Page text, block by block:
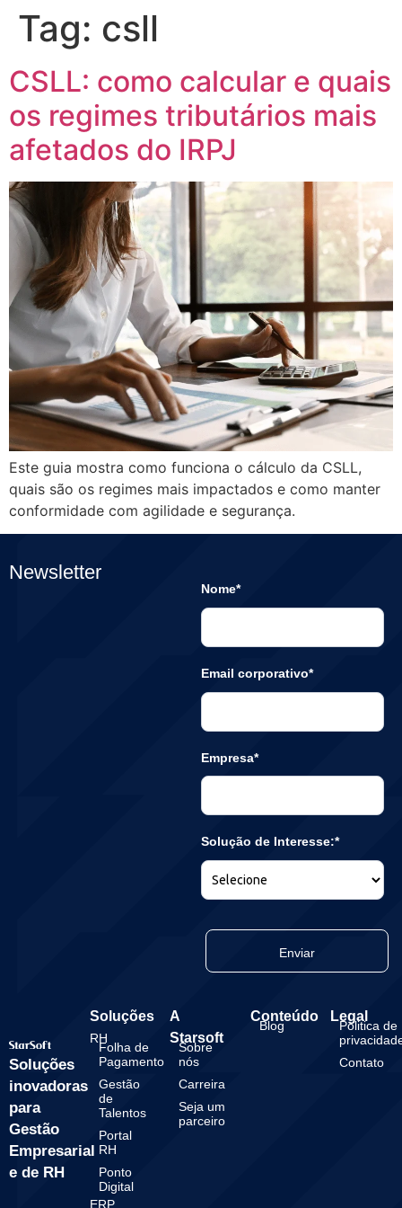
Tag: csll
CSLL: como calcular e quais
os regimes tributários mais
afetados do IRPJ
Este guia mostra como funciona o cálculo da CSLL,
quais são os regimes mais impactados e como manter
conformidade com agilidade e segurança.
Newsletter
Nome*
Email corporativo*
Empresa*
Solução de Interesse:*
Enviar
Soluções
inovadoras
para
Gestão
Empresarial
e de RH
Soluções
RH
Folha de
Pagamento
Gestão
de
Talentos
Portal
RH
Ponto
Digital
ERP
A
Starsoft
Sobre
nós
Carreira
Seja um
parceiro
Conteúdo
Blog
Legal
Politica de
Contato